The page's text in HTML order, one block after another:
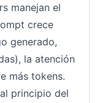
manejan el
crece
generado,
la atención
más tokens.
principio del